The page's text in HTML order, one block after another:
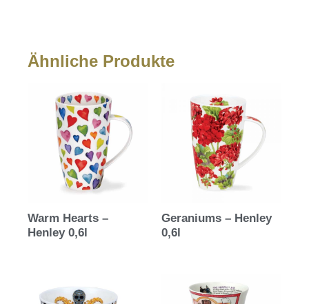
Ähnliche Produkte
Warm Hearts –
Henley 0,6l
Geraniums – Henley
0,6l